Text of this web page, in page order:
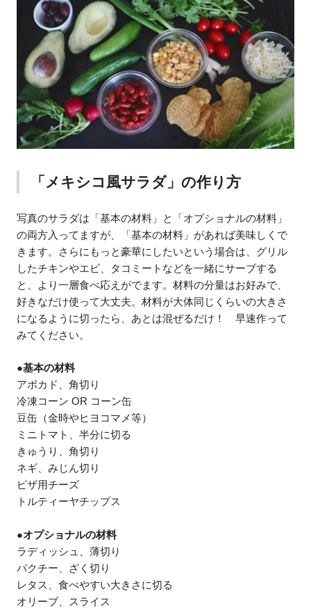
「メキシコ風サラダ」の作り方
写真のサラダは「基本の材料」と「オプショナルの材料」
の両方入ってますが、「基本の材料」があれば美味しくで
きます。さらにもっと豪華にしたいという場合は、グリル
したチキンやエビ、タコミートなどを一緒にサーブする
と、より一層食べ応えがでます。材料の分量はお好みで、
好きなだけ使って大丈夫。材料が大体同じくらいの大きさ
になるように切ったら、あとは混ぜるだけ！ 早速作って
みてください。
●基本の材料
アボカド、角切り
冷凍コーン OR コーン缶
豆缶（金時やヒヨコマメ等）
ミニトマト、半分に切る
きゅうり、角切り
ネギ、みじん切り
ピザ用チーズ
トルティーヤチップス
●オプショナルの材料
ラディッシュ、薄切り
パクチー、ざく切り
レタス、食べやすい大きさに切る
オリーブ、スライス